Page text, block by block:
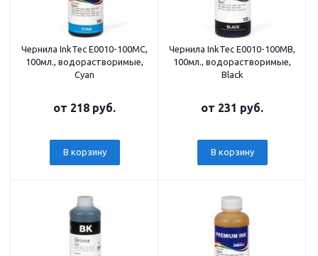
Чернила InkTec E0010-100MC,
100мл., водорастворимые,
Cyan
от 218 руб.
В корзину
Чернила InkTec E0010-100MB,
100мл., водорастворимые,
Black
от 231 руб.
В корзину